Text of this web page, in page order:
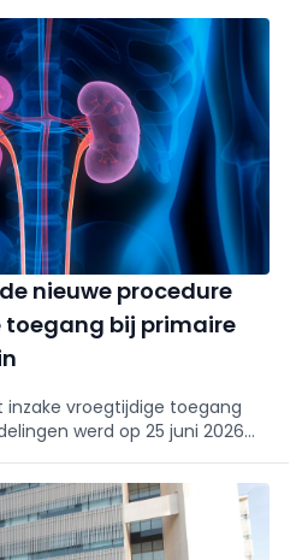
door Daiichi Sankyo en
indicatie van triple-
behandeling kan tijdelijk
volwassen patiënten
of gemetastaseerde
PD-L1-remmer kunnen krijgen.
nieuwe procedure
bij primaire
inzake vroegtijdige toegang
werd op 25 juni 2026
Novartis op de markt
Vanrafia), biedt bepaalde